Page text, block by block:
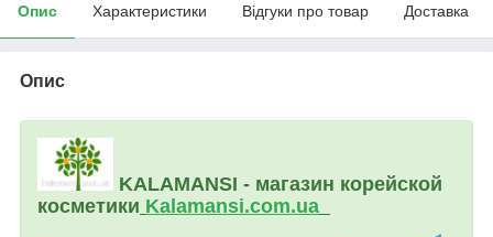
Опис Характеристики Відгуки про товар Доставка
Опис
KALAMANSI - магазин корейской
косметики Kalamansi.com.ua